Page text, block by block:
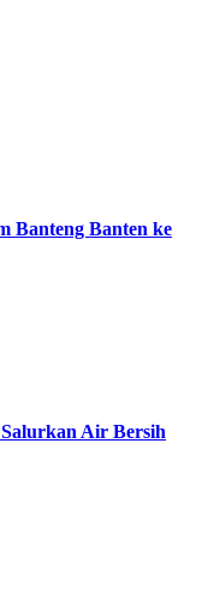
Banteng Banten ke
Air Bersih